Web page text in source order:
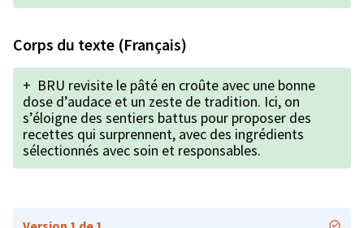
Corps du texte (Français)
+ BRU revisite le pâté en croûte avec une bonne
dose d’audace et un zeste de tradition. Ici, on
s’éloigne des sentiers battus pour proposer des
recettes qui surprennent, avec des ingrédients
sélectionnés avec soin et responsables.